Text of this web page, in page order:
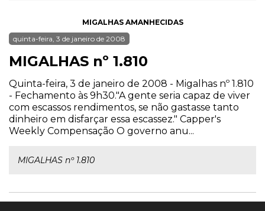
MIGALHAS AMANHECIDAS
quinta-feira, 3 de janeiro de 2008
MIGALHAS nº 1.810
Quinta-feira, 3 de janeiro de 2008 - Migalhas nº 1.810
- Fechamento às 9h30."A gente seria capaz de viver
com escassos rendimentos, se não gastasse tanto
dinheiro em disfarçar essa escassez." Capper's
Weekly Compensação O governo anu...
MIGALHAS nº 1.810